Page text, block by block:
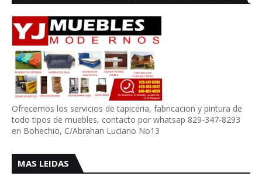
Ofrecemos los servicios de tapiceria, fabricacion y pintura de
todo tipos de muebles, contacto por whatsap 829-347-8293
en Bohechio, C/Abrahan Luciano No13
MAS LEIDAS